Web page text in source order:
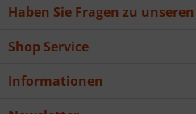
Haben Sie Fragen zu
Shop Service
Informationen